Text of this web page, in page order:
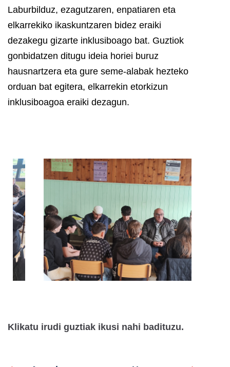
Laburbilduz, ezagutzaren, enpatiaren eta
elkarrekiko ikaskuntzaren bidez eraiki
dezakegu gizarte inklusiboago bat. Guztiok
gonbidatzen ditugu ideia horiei buruz
hausnartzera eta gure seme-alabak hezteko
orduan bat egitera, elkarrekin etorkizun
inklusiboagoa eraiki dezagun.
Klikatu irudi guztiak ikusi nahi badituzu.